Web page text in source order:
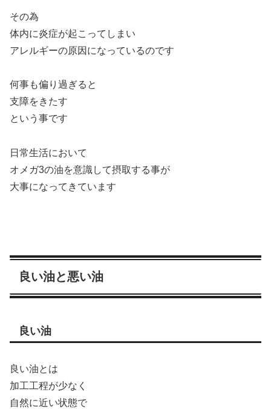
その為
体内に炎症が起こってしまい
アレルギーの原因になっているのです
何事も偏り過ぎると
支障をきたす
という事です
日常生活において
オメガ3の油を意識して摂取する事が
大事になってきています
良い油と悪い油
良い油
良い油とは
加工工程が少なく
自然に近い状態で